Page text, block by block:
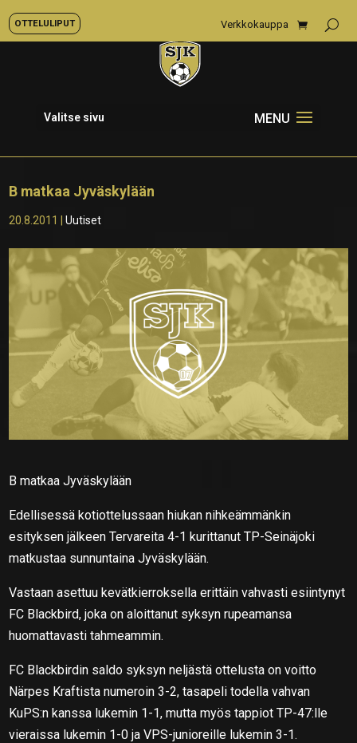
OTTELULIPUT Verkkokauppa
Valitse sivu
B matkaa Jyväskylään
20.8.2011 |Uutiset
B matkaa Jyväskylään
Edellisessä kotiottelussaan hiukan nihkeämmänkin
esityksen jälkeen Tervareita 4-1 kurittanut TP-Seinäjoki
matkustaa sunnuntaina Jyväskylään.
Vastaan asettuu kevätkierroksella erittäin vahvasti esiintynyt
FC Blackbird, joka on aloittanut syksyn rupeamansa
huomattavasti tahmeammin.
FC Blackbirdin saldo syksyn neljästä ottelusta on voitto
Närpes Kraftista numeroin 3-2, tasapeli todella vahvan
KuPS:n kanssa lukemin 1-1, mutta myös tappiot TP-47:lle
vieraissa lukemin 1-0 ja VPS-junioreille lukemin 3-1.